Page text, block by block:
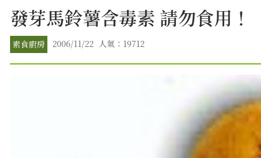
發芽馬鈴薯含毒素 請勿食用！
素食廚房 2006/11/22 人氣：19712